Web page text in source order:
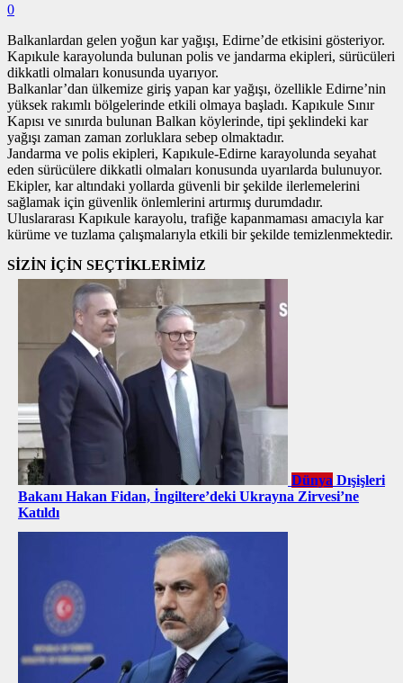
0
Balkanlardan gelen yoğun kar yağışı, Edirne’de etkisini gösteriyor.
Kapıkule karayolunda bulunan polis ve jandarma ekipleri, sürücüleri
dikkatli olmaları konusunda uyarıyor.
Balkanlar’dan ülkemize giriş yapan kar yağışı, özellikle Edirne’nin
yüksek rakımlı bölgelerinde etkili olmaya başladı. Kapıkule Sınır
Kapısı ve sınırda bulunan Balkan köylerinde, tipi şeklindeki kar
yağışı zaman zaman zorluklara sebep olmaktadır.
Jandarma ve polis ekipleri, Kapıkule-Edirne karayolunda seyahat
eden sürücülere dikkatli olmaları konusunda uyarılarda bulunuyor.
Ekipler, kar altındaki yollarda güvenli bir şekilde ilerlemelerini
sağlamak için güvenlik önlemlerini artırmış durumdadır.
Uluslararası Kapıkule karayolu, trafiğe kapanmaması amacıyla kar
kürüme ve tuzlama çalışmalarıyla etkili bir şekilde temizlenmektedir.
SİZİN İÇİN SEÇTİKLERİMİZ
Dünya Dışişleri
Bakanı Hakan Fidan, İngiltere’deki Ukrayna Zirvesi’ne
Katıldı